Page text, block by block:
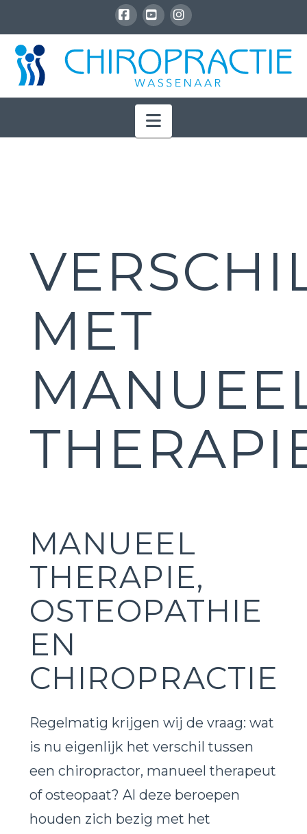
Facebook
YouTubeInstagram
Navigation
MET
MANUEEL
THERAPIE,
OSTEOPATHIE
EN
CHIROPRACTIE
Regelmatig krijgen wij de vraag: wat
is nu eigenlijk het verschil tussen
een chiropractor, manueel therapeut
of osteopaat? Al deze beroepen
houden zich bezig met het